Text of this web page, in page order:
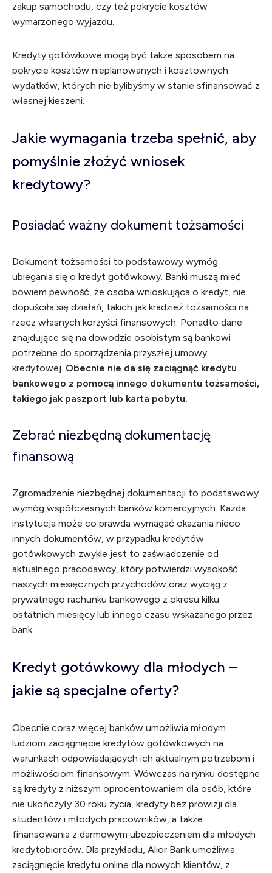
zakup samochodu, czy też pokrycie kosztów
wymarzonego wyjazdu.
Kredyty gotówkowe mogą być także sposobem na
pokrycie kosztów nieplanowanych i kosztownych
wydatków, których nie bylibyśmy w stanie sfinansować z
własnej kieszeni.
Jakie wymagania trzeba spełnić, aby
pomyślnie złożyć wniosek
kredytowy?
Posiadać ważny dokument tożsamości
Dokument tożsamości to podstawowy wymóg
ubiegania się o kredyt gotówkowy. Banki muszą mieć
bowiem pewność, że osoba wnioskująca o kredyt, nie
dopuściła się działań, takich jak kradzież tożsamości na
rzecz własnych korzyści finansowych. Ponadto dane
znajdujące się na dowodzie osobistym są bankowi
potrzebne do sporządzenia przyszłej umowy
kredytowej. Obecnie nie da się zaciągnąć kredytu
bankowego z pomocą innego dokumentu tożsamości,
takiego jak paszport lub karta pobytu.
Zebrać niezbędną dokumentację
finansową
Zgromadzenie niezbędnej dokumentacji to podstawowy
wymóg współczesnych banków komercyjnych. Każda
instytucja może co prawda wymagać okazania nieco
innych dokumentów, w przypadku kredytów
gotówkowych zwykle jest to zaświadczenie od
aktualnego pracodawcy, który potwierdzi wysokość
naszych miesięcznych przychodów oraz wyciąg z
prywatnego rachunku bankowego z okresu kilku
ostatnich miesięcy lub innego czasu wskazanego przez
bank.
Kredyt gotówkowy dla młodych –
jakie są specjalne oferty?
Obecnie coraz więcej banków umożliwia młodym
ludziom zaciągnięcie kredytów gotówkowych na
warunkach odpowiadających ich aktualnym potrzebom i
możliwościom finansowym. Wówczas na rynku dostępne
są kredyty z niższym oprocentowaniem dla osób, które
nie ukończyły 30 roku życia, kredyty bez prowizji dla
studentów i młodych pracowników, a także
finansowania z darmowym ubezpieczeniem dla młodych
kredytobiorców. Dla przykładu, Alior Bank umożliwia
zaciągnięcie kredytu online dla nowych klientów, z